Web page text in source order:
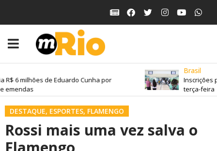
R$ 6 milhões de Eduardo Cunha por
emendas
Brasil
Inscrições
terça-feira
DESTAQUE, ESPORTES, FLAMENGO
Rossi mais uma vez salva o